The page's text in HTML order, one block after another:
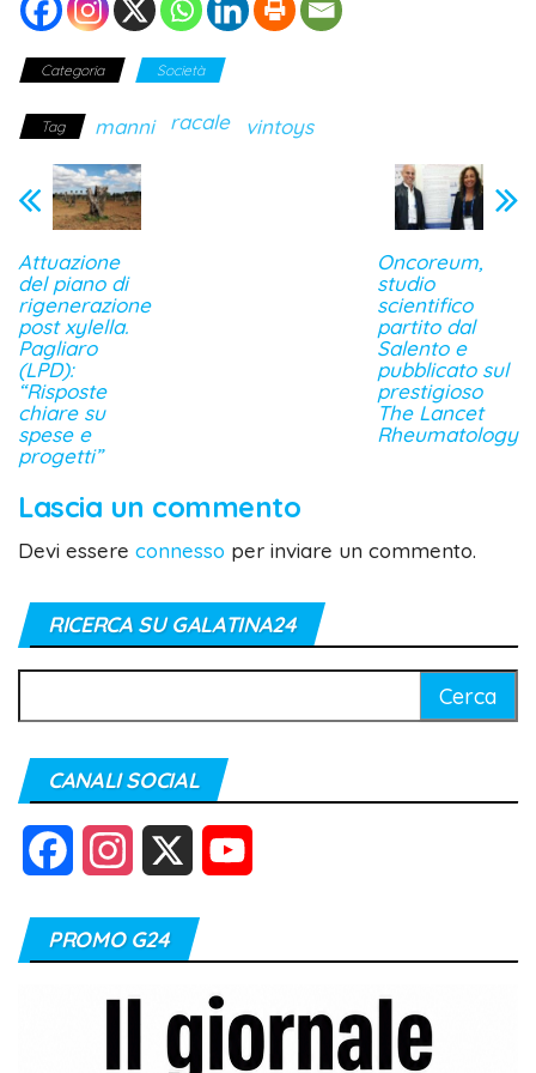
Categoria Società
Tag manni racale vintoys
Attuazione
del piano di
rigenerazione
post xylella.
Pagliaro
(LPD):
“Risposte
chiare su
spese e
progetti”
Oncoreum,
studio
scientifico
partito dal
Salento e
pubblicato sul
prestigioso
The Lancet
Rheumatology
Lascia un commento
Devi essere connesso per inviare un commento.
RICERCA SU GALATINA24
per:
CANALI SOCIAL
c s
t
u
PROMO G24